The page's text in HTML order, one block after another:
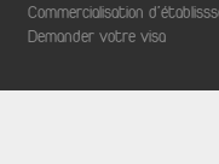
Commercialisation
Demander votre visa